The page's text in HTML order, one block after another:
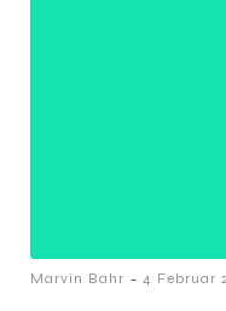
Marvin Bahr - 4 Februar